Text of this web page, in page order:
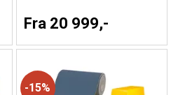
Fra 20 999,-
15%